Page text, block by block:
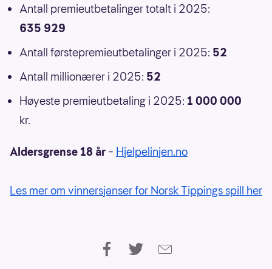
Antall premieutbetalinger totalt i 2025:
635 929
Antall førstepremieutbetalinger i 2025: 52
Antall millionærer i 2025: 52
Høyeste premieutbetaling i 2025: 1 000 000
kr.
Aldersgrense 18 år – Hjelpelinjen.no
Les mer om vinnersjanser for Norsk Tippings spill her